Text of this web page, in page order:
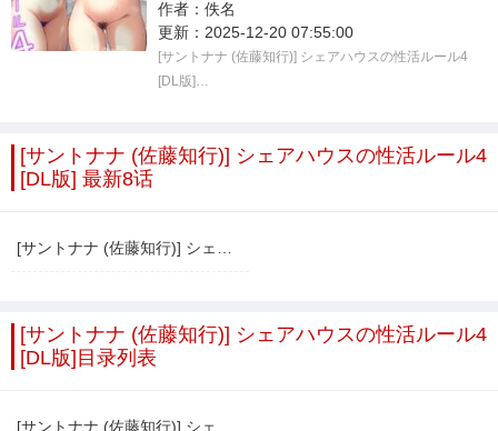
作者： 佚名
更新： 2025-12-20 07:55:00
[サントナナ (佐藤知行)] シェアハウスの性活ルール4
[DL版]…
[サントナナ (佐藤知行)] シェアハウスの性活ルール4
[DL版] 最新8话
[サントナナ (佐藤知行)] シェアハウスの性活ルール4
[DL版]目录列表